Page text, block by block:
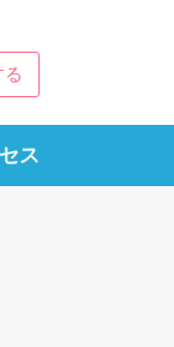
ス